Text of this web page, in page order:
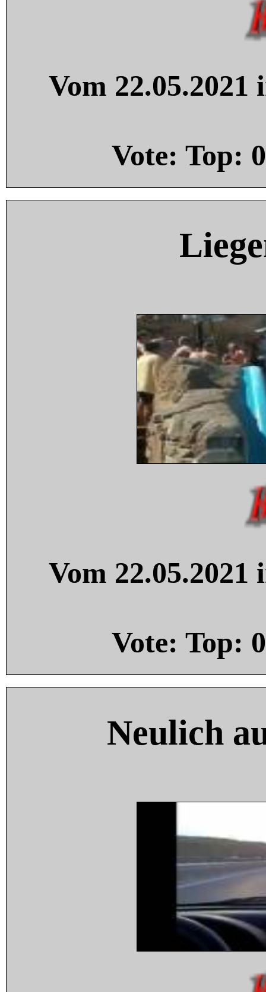
Vom
Vote: Top: 0
Vom
Vote: Top: 0
Neulich